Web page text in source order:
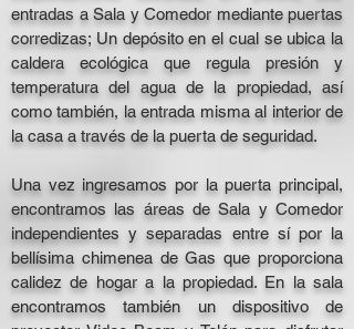
entradas a Sala y Comedor mediante puertas
corredizas; Un depósito en el cual se ubica la
caldera ecológica que regula presión y
temperatura del agua de la propiedad, así
como también, la entrada misma al interior de
la casa a través de la puerta de seguridad.
Una vez ingresamos por la puerta principal,
encontramos las áreas de Sala y Comedor
independientes y separadas entre sí por la
bellísima chimenea de Gas que proporciona
calidez de hogar a la propiedad. En la sala
encontramos también un dispositivo de